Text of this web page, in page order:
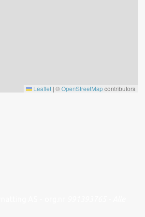
Leaflet | ©OpenStreetMapcontributors